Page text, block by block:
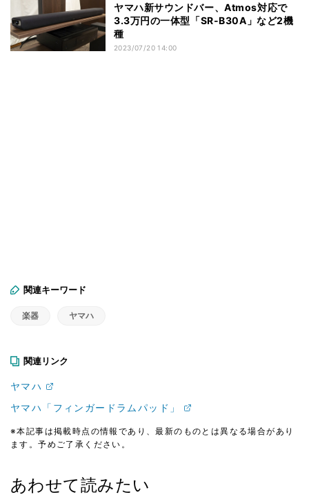
ヤマハ新サウンドバー、Atmos対応で
3.3万円の一体型「SR-B30A」など2機
種
2023/07/20 14:00
関連キーワード
楽器 ヤマハ
関連リンク
ヤマハ
ヤマハ「フィンガードラムパッド」
※本記事は掲載時点の情報であり、最新のものとは異なる場合があり
ます。予めご了承ください。
あわせて読みたい